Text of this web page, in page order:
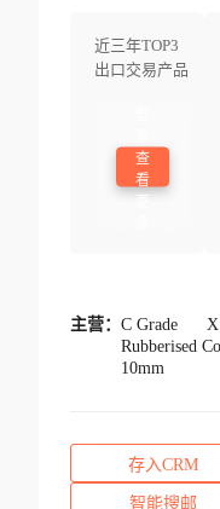
近三年TOP3
出口交易产品
查
看
主营： C Grade
Rubberised
10mm
存入CRM
智能搜邮